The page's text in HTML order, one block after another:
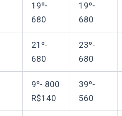
19º-
680
19º-
680
21º-
680
23º-
680
9º- 800
R$140
39º-
560